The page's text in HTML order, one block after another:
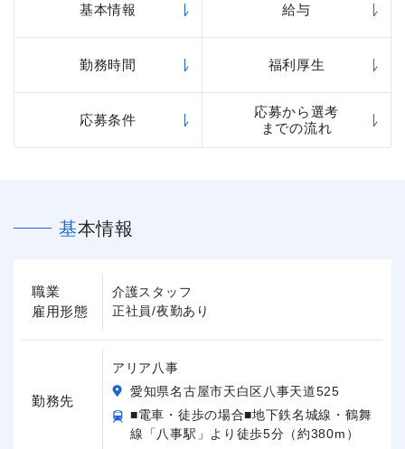
基本情報 給与
勤務時間 福利厚生
応募条件
応募から選考
までの流れ
基本情報
職業
雇用形態
介護スタッフ
正社員/夜勤あり
勤務先
アリア八事
愛知県名古屋市天白区八事天道525
■電車・徒歩の場合■地下鉄名城線・鶴舞
線「八事駅」より徒歩5分（約380m）